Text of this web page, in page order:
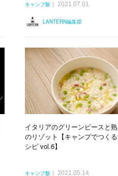
キャンプ飯 2021.07.01
LANTERN編集部
イタリアのグリーンピースと
のリゾット【キャンプでつく
シピ vol.6】
キャンプ飯 2021.05.14